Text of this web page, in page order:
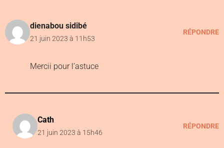
dienabou sidibé
21 juin 2023 à 11h53
RÉPONDRE
Mercii pour l’astuce
Cath
21 juin 2023 à 15h46
RÉPONDRE